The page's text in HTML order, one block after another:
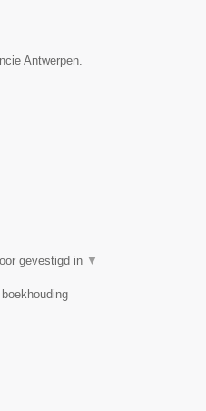
Antwerpen.
gevestigd in ▼